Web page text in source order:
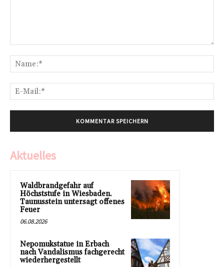
Aktuelles
Waldbrandgefahr auf
Höchststufe in Wiesbaden.
Taunusstein untersagt offenes
Feuer
06.08.2026
Nepomukstatue in Erbach
nach Vandalismus fachgerecht
wiederhergestellt